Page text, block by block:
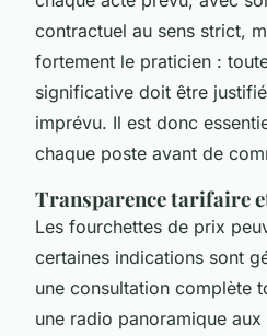
contractuel au sens strict,
fortement le praticien :
significative doit être
imprévu. Il est donc
chaque poste avant de
Transparence tarifaire
Les fourchettes de prix
certaines indications sont
une consultation complète
une radio panoramique